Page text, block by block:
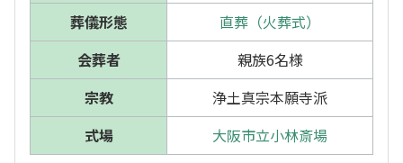
葬儀形態
直葬（火葬式）
会葬者
親族6名様
宗教
浄土真宗本願寺派
式場
大阪市立小林斎場